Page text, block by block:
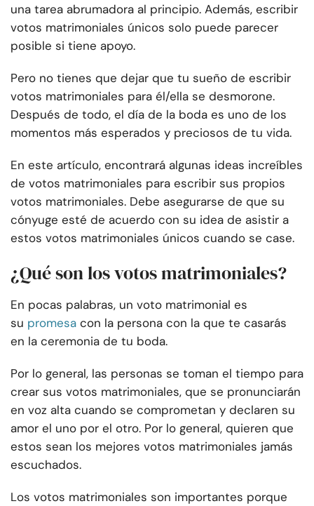
una tarea abrumadora al principio. Además, escribir
votos matrimoniales únicos solo puede parecer
posible si tiene apoyo.
Pero no tienes que dejar que tu sueño de escribir
votos matrimoniales para él/ella se desmorone.
Después de todo, el día de la boda es uno de los
momentos más esperados y preciosos de tu vida.
En este artículo, encontrará algunas ideas increíbles
de votos matrimoniales para escribir sus propios
votos matrimoniales. Debe asegurarse de que su
cónyuge esté de acuerdo con su idea de asistir a
estos votos matrimoniales únicos cuando se case.
¿Qué son los votos matrimoniales?
En pocas palabras, un voto matrimonial es
su promesa con la persona con la que te casarás
en la ceremonia de tu boda.
Por lo general, las personas se toman el tiempo para
crear sus votos matrimoniales, que se pronunciarán
en voz alta cuando se comprometan y declaren su
amor el uno por el otro. Por lo general, quieren que
estos sean los mejores votos matrimoniales jamás
escuchados.
Los votos matrimoniales son importantes porque